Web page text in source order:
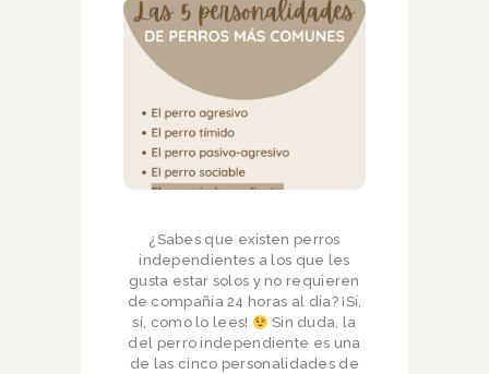
¿Sabes que existen perros
independientes a los que les
gusta estar solos y no requieren
de compañía 24 horas al día? ¡Sí,
sí, como lo lees!
Sin duda, la
del perro independiente es una
de las cinco personalidades de